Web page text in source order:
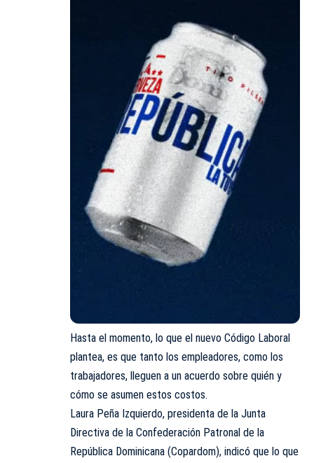
Hasta el momento, lo que el nuevo Código Laboral
plantea, es que tanto los empleadores, como los
trabajadores, lleguen a un acuerdo sobre quién y
cómo se asumen estos costos.
Laura Peña Izquierdo, presidenta de la Junta
Directiva de la Confederación Patronal de la
República Dominicana (Copardom), indicó que lo que